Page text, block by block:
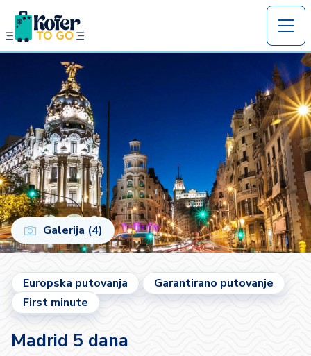
Galerija (4)
Europska putovanja
Garantirano putovanje
First minute
Madrid 5 dana